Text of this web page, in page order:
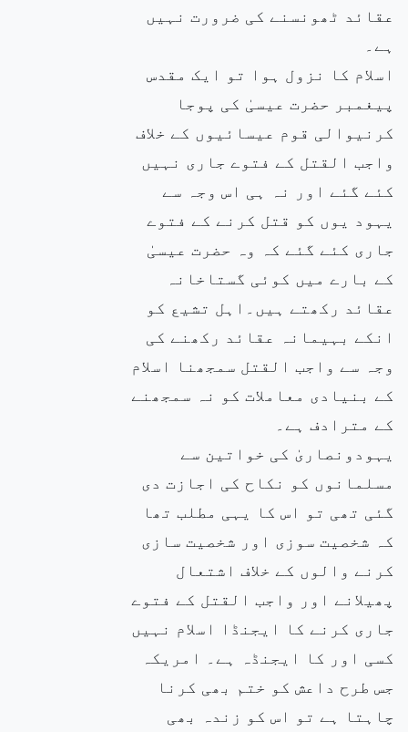
عقائد ٹھونسنے کی ضرورت نہیں
ہے۔
اسلام کا نزول ہوا تو ایک مقدس
پیغمبر حضرت عیسیٰ کی پوجا
کرنیوالی قوم عیسائیوں کے خلاف
واجب القتل کے فتوے جاری نہیں
کئے گئے اور نہ ہی اس وجہ سے
یہود یوں کو قتل کرنے کے فتوے
جاری کئے گئے کہ وہ حضرت عیسیٰ
کے بارے میں کوئی گستاخانہ
عقائد رکھتے ہیں۔اہل تشیع کو
انکے بہیمانہ عقائد رکھنے کی
وجہ سے واجب القتل سمجھنا اسلام
کے بنیادی معاملات کو نہ سمجھنے
کے مترادف ہے۔
یہودونصاریٰ کی خواتین سے
مسلمانوں کو نکاح کی اجازت دی
گئی تھی تو اس کا یہی مطلب تھا
کہ شخصیت سوزی اور شخصیت سازی
کرنے والوں کے خلاف اشتعال
پھیلانے اور واجب القتل کے فتوے
جاری کرنے کا ایجنڈا اسلام نہیں
کسی اور کا ایجنڈہ ہے۔ امریکہ
جس طرح داعش کو ختم بھی کرنا
چاہتا ہے تو اس کو زندہ بھی